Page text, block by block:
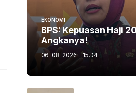
EKONOMI
BPS: Kepuasan Haji
Angkanya!
06-08-2026 - 15.04